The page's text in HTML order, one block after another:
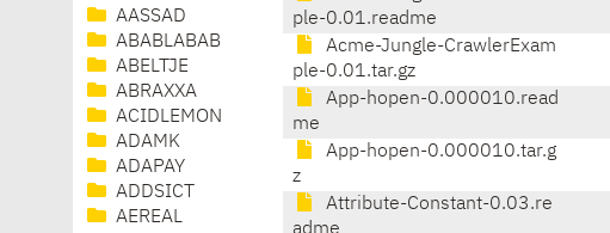
AASSAD
ABABLABAB
ABELTJE
ABRAXXA
ACIDLEMON
ADAMK
ADAPAY
ADDSICT
AEREAL
ple-0.01.readme
Acme-Jungle-CrawlerExam
ple-0.01.tar.gz
App-hopen-0.000010.read
me
App-hopen-0.000010.tar.g
z
Attribute-Constant-0.03.re